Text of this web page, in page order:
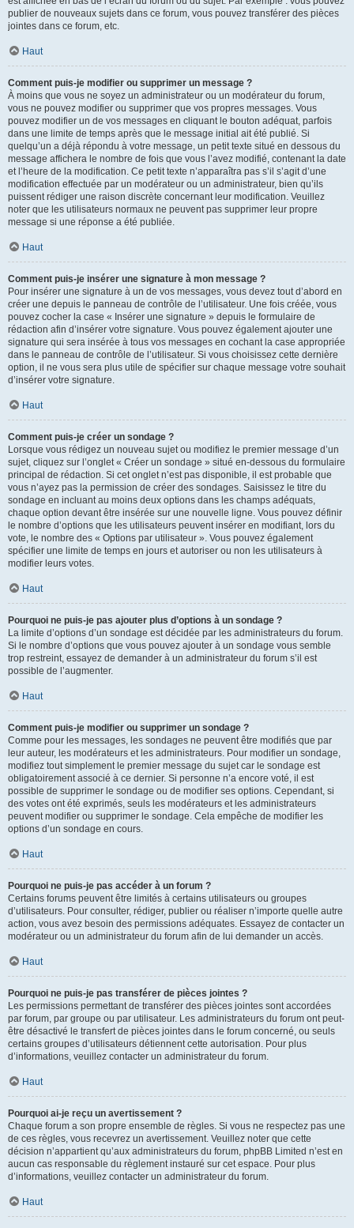
publier de nouveaux sujets dans ce forum, vous pouvez transférer des pièces
jointes dans ce forum, etc.
Haut
Comment puis-je modifier ou supprimer un message ?
À moins que vous ne soyez un administrateur ou un modérateur du forum,
vous ne pouvez modifier ou supprimer que vos propres messages. Vous
pouvez modifier un de vos messages en cliquant le bouton adéquat, parfois
dans une limite de temps après que le message initial ait été publié. Si
quelqu’un a déjà répondu à votre message, un petit texte situé en dessous du
message affichera le nombre de fois que vous l’avez modifié, contenant la date
et l’heure de la modification. Ce petit texte n’apparaîtra pas s’il s’agit d’une
modification effectuée par un modérateur ou un administrateur, bien qu’ils
puissent rédiger une raison discrète concernant leur modification. Veuillez
noter que les utilisateurs normaux ne peuvent pas supprimer leur propre
message si une réponse a été publiée.
Haut
Comment puis-je insérer une signature à mon message ?
Pour insérer une signature à un de vos messages, vous devez tout d’abord en
créer une depuis le panneau de contrôle de l’utilisateur. Une fois créée, vous
pouvez cocher la case « Insérer une signature » depuis le formulaire de
rédaction afin d’insérer votre signature. Vous pouvez également ajouter une
signature qui sera insérée à tous vos messages en cochant la case appropriée
dans le panneau de contrôle de l’utilisateur. Si vous choisissez cette dernière
option, il ne vous sera plus utile de spécifier sur chaque message votre souhait
d’insérer votre signature.
Haut
Comment puis-je créer un sondage ?
Lorsque vous rédigez un nouveau sujet ou modifiez le premier message d’un
sujet, cliquez sur l’onglet « Créer un sondage » situé en-dessous du formulaire
principal de rédaction. Si cet onglet n’est pas disponible, il est probable que
vous n’ayez pas la permission de créer des sondages. Saisissez le titre du
sondage en incluant au moins deux options dans les champs adéquats,
chaque option devant être insérée sur une nouvelle ligne. Vous pouvez définir
le nombre d’options que les utilisateurs peuvent insérer en modifiant, lors du
vote, le nombre des « Options par utilisateur ». Vous pouvez également
spécifier une limite de temps en jours et autoriser ou non les utilisateurs à
modifier leurs votes.
Haut
Pourquoi ne puis-je pas ajouter plus d’options à un sondage ?
La limite d’options d’un sondage est décidée par les administrateurs du forum.
Si le nombre d’options que vous pouvez ajouter à un sondage vous semble
trop restreint, essayez de demander à un administrateur du forum s’il est
possible de l’augmenter.
Haut
Comment puis-je modifier ou supprimer un sondage ?
Comme pour les messages, les sondages ne peuvent être modifiés que par
leur auteur, les modérateurs et les administrateurs. Pour modifier un sondage,
modifiez tout simplement le premier message du sujet car le sondage est
obligatoirement associé à ce dernier. Si personne n’a encore voté, il est
possible de supprimer le sondage ou de modifier ses options. Cependant, si
des votes ont été exprimés, seuls les modérateurs et les administrateurs
peuvent modifier ou supprimer le sondage. Cela empêche de modifier les
options d’un sondage en cours.
Haut
Pourquoi ne puis-je pas accéder à un forum ?
Certains forums peuvent être limités à certains utilisateurs ou groupes
d’utilisateurs. Pour consulter, rédiger, publier ou réaliser n’importe quelle autre
action, vous avez besoin des permissions adéquates. Essayez de contacter un
modérateur ou un administrateur du forum afin de lui demander un accès.
Haut
Pourquoi ne puis-je pas transférer de pièces jointes ?
Les permissions permettant de transférer des pièces jointes sont accordées
par forum, par groupe ou par utilisateur. Les administrateurs du forum ont peut-
être désactivé le transfert de pièces jointes dans le forum concerné, ou seuls
certains groupes d’utilisateurs détiennent cette autorisation. Pour plus
d’informations, veuillez contacter un administrateur du forum.
Haut
Pourquoi ai-je reçu un avertissement ?
Chaque forum a son propre ensemble de règles. Si vous ne respectez pas une
de ces règles, vous recevrez un avertissement. Veuillez noter que cette
décision n’appartient qu’aux administrateurs du forum, phpBB Limited n’est en
aucun cas responsable du règlement instauré sur cet espace. Pour plus
d’informations, veuillez contacter un administrateur du forum.
Haut